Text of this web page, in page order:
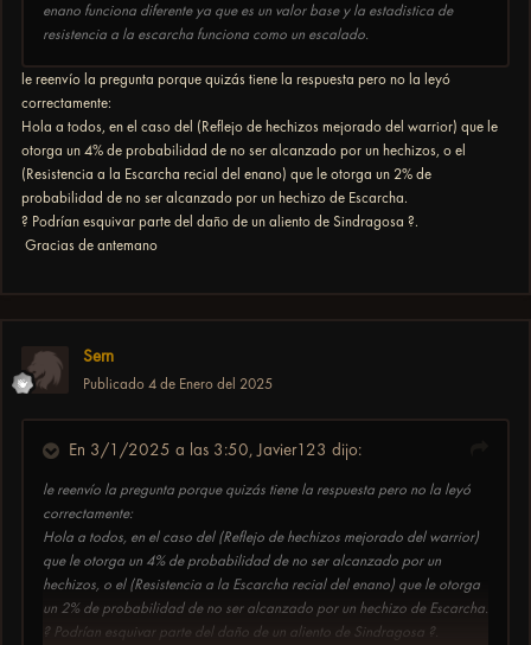
enano funciona diferente ya que es un valor base y la estadistica de
resistencia a la escarcha funciona como un escalado.
le reenvío la pregunta porque quizás tiene la respuesta pero no la leyó
correctamente:
Hola a todos, en el caso del (Reflejo de hechizos mejorado del warrior) que le
otorga un 4% de probabilidad de no ser alcanzado por un hechizos, o el
(Resistencia a la Escarcha recial del enano) que le otorga un 2% de
probabilidad de no ser alcanzado por un hechizo de Escarcha.
? Podrían esquivar parte del daño de un aliento de Sindragosa ?.
Gracias de antemano
Sern
Publicado 4 de Enero del 2025
En 3/1/2025 a las 3:50,Javier123 dijo:
le reenvío la pregunta porque quizás tiene la respuesta pero no la leyó
correctamente:
Hola a todos, en el caso del (Reflejo de hechizos mejorado del warrior)
que le otorga un 4% de probabilidad de no ser alcanzado por un
hechizos, o el (Resistencia a la Escarcha recial del enano) que le otorga
un 2% de probabilidad de no ser alcanzado por un hechizo de Escarcha.
? Podrían esquivar parte del daño de un aliento de Sindragosa ?.